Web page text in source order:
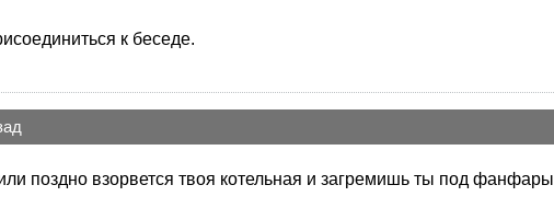
к беседе.
поздно взорвется твоя котельная и загремишь ты под фанфары